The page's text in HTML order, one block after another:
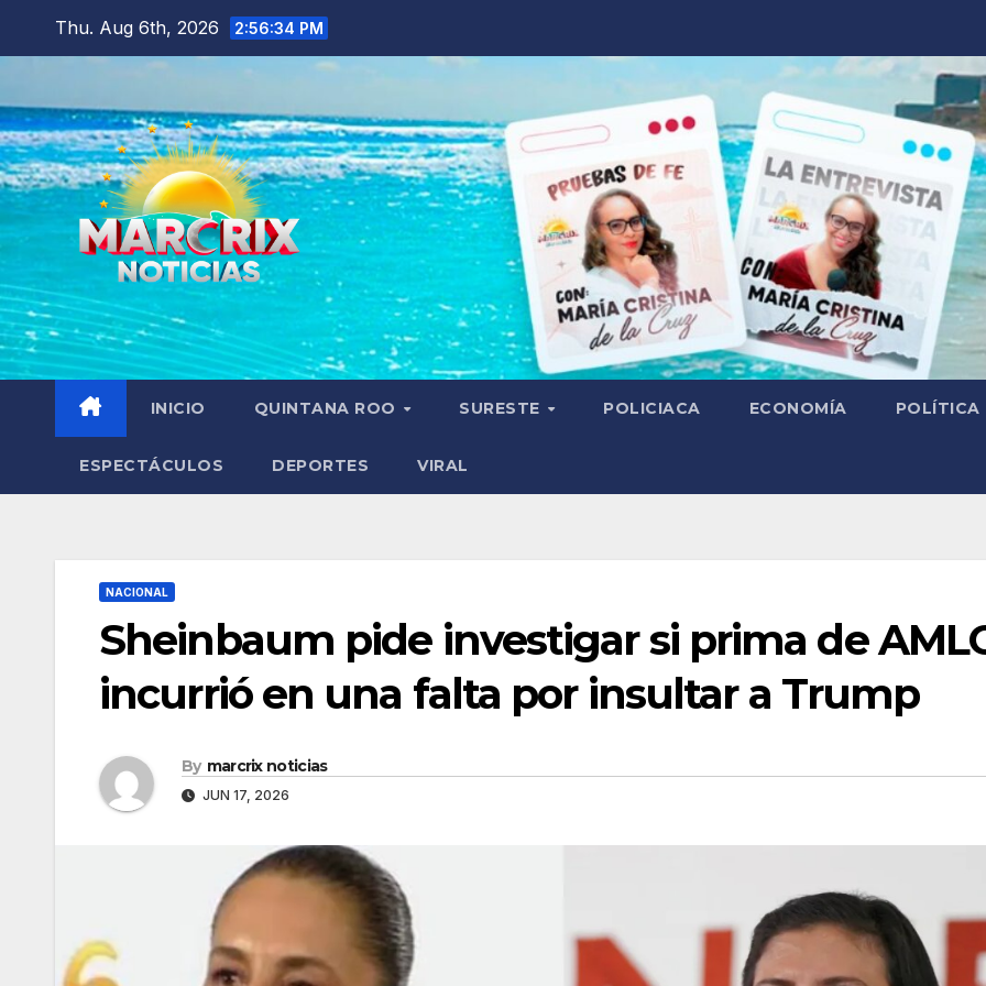
Thu. Aug 6th, 2026 2:56:35 PM
INICIO QUINTANA ROO SURESTE POLICIACA ECONOMÍA POLÍTICA
ESPECTÁCULOS DEPORTES VIRAL
NACIONAL
Sheinbaum pide investigar si prima de
incurrió en una falta por insultar a Trump
By marcrix noticias
JUN 17, 2026